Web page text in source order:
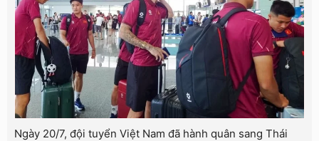
Ngày 20/7, đội tuyển Việt Nam đã hành quân sang Thái